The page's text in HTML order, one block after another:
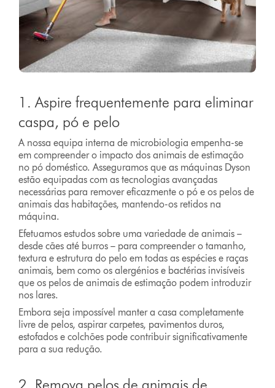
1. Aspire frequentemente para eliminar
caspa, pó e pelo
A nossa equipa interna de microbiologia empenha-se
em compreender o impacto dos animais de estimação
no pó doméstico. Asseguramos que as máquinas Dyson
estão equipadas com as tecnologias avançadas
necessárias para remover eficazmente o pó e os pelos de
animais das habitações, mantendo-os retidos na
máquina.
Efetuamos estudos sobre uma variedade de animais –
desde cães até burros – para compreender o tamanho,
textura e estrutura do pelo em todas as espécies e raças
animais, bem como os alergénios e bactérias invisíveis
que os pelos de animais de estimação podem introduzir
nos lares.
Embora seja impossível manter a casa completamente
livre de pelos, aspirar carpetes, pavimentos duros,
estofados e colchões pode contribuir significativamente
para a sua redução.